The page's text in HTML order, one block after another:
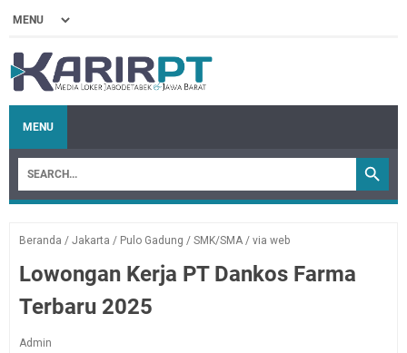
MENU
Beranda / Jakarta / Pulo Gadung / SMK/SMA / via web
Lowongan Kerja PT Dankos Farma
Terbaru 2025
Admin